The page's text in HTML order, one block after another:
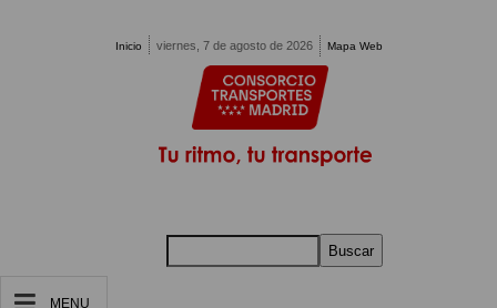
Inicio viernes, 7 de agosto de 2026 Mapa Web
Buscar
MENU